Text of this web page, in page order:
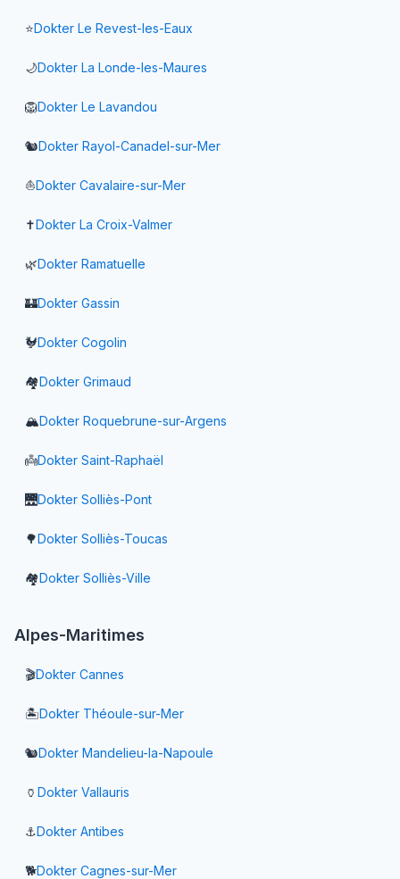
⭐Dokter Le Revest-les-Eaux
🌙Dokter La Londe-les-Maures
🦁Dokter Le Lavandou
🐿️Dokter Rayol-Canadel-sur-Mer
⛵Dokter Cavalaire-sur-Mer
✝️Dokter La Croix-Valmer
🌿Dokter Ramatuelle
🏰Dokter Gassin
🐓Dokter Cogolin
🏘️Dokter Grimaud
🏔️Dokter Roquebrune-sur-Argens
👼Dokter Saint-Raphaël
🌉Dokter Solliès-Pont
🌳Dokter Solliès-Toucas
🏘️Dokter Solliès-Ville
Alpes-Maritimes
🎬Dokter Cannes
🏝️Dokter Théoule-sur-Mer
🐿️Dokter Mandelieu-la-Napoule
🏺 Dokter Vallauris
⚓Dokter Antibes
🐕Dokter Cagnes-sur-Mer